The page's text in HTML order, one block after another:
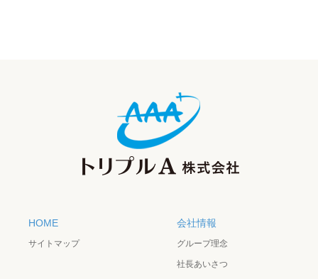
HOME
サイトマップ
会社情報
グループ理念
社長あいさつ